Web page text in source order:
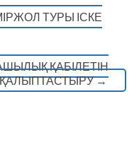
ТУРЫ ІСКЕ
ҚАБІЛЕТІН
→